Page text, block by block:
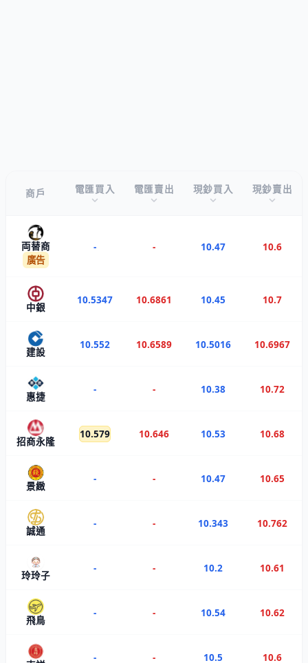
商戶 電匯買入 電匯賣出 現鈔買入 現鈔賣出
両替商
廣告
- - 10.47 10.6
中銀
10.5347 10.6861 10.45 10.7
建設
10.552 10.6589 10.5016 10.6967
惠捷
- - 10.38 10.72
招商永隆
10.579 10.646 10.53 10.68
景緻
- - 10.47 10.65
誠通
- - 10.343 10.762
玲玲子
- - 10.2 10.61
飛鳥
- - 10.54 10.62
- - 10.5 10.6